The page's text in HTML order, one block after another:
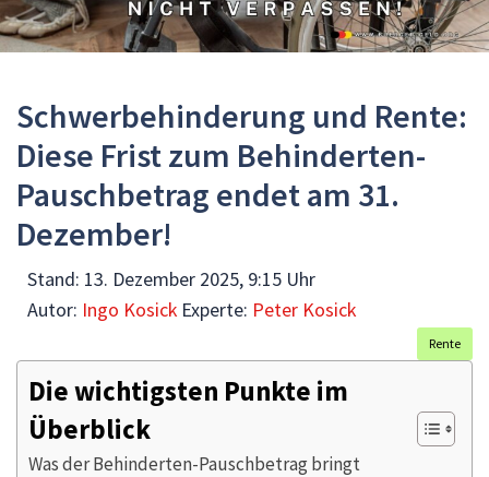
Schwerbehinderung und Rente:
Diese Frist zum Behinderten-
Pauschbetrag endet am 31.
Dezember!
Stand: 13. Dezember 2025, 9:15 Uhr
Autor: Ingo Kosick Experte: Peter Kosick
Rente
Die wichtigsten Punkte im
Überblick
Was der Behinderten-Pauschbetrag bringt